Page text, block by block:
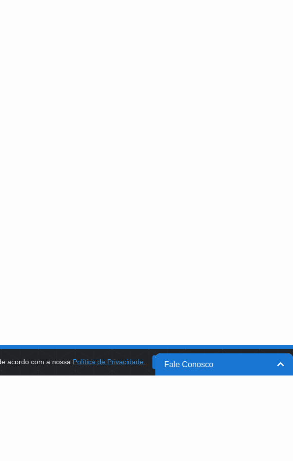
acordo com a nossa Política de Privacidade. OKFale Conosco
VISUAL BANCO DO BRASIL